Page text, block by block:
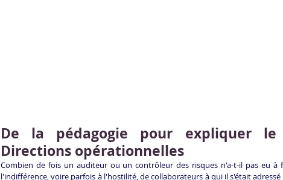
De la pédagogie pour expliquer
Directions opérationnelles
Combien de fois un auditeur ou un contrôleur des risques n'a-t-il pas eu à
l'indifférence, voire parfois à l'hostilité, de collaborateurs à qui il s'était